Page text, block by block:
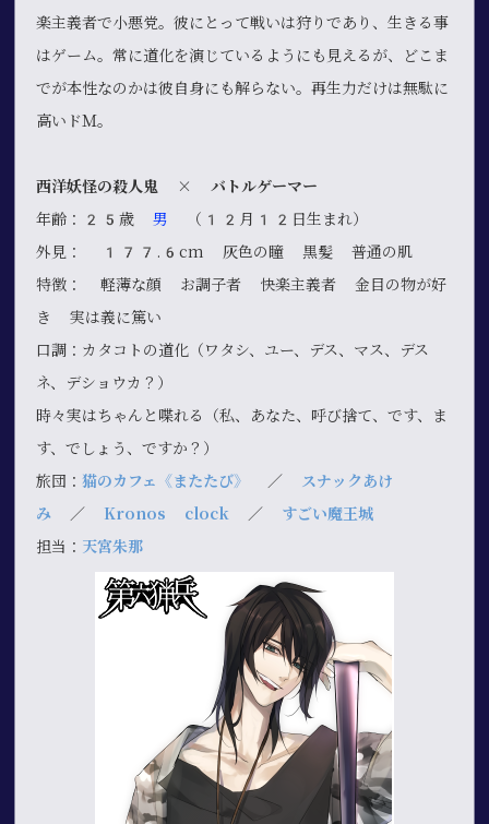
楽主義者で小悪党。彼にとって戦いは狩りであり、生きる事
はゲーム。常に道化を演じているようにも見えるが、どこま
でが本性なのかは彼自身にも解らない。再生力だけは無駄に
高いドＭ。
西洋妖怪の殺人鬼 × バトルゲーマー
年齢：25歳男
（12月12日生まれ）
外見： 177.6cm 灰色の瞳 黒髪 普通の肌
特徴： 軽薄な顔 お調子者 快楽主義者 金目の物が好
き 実は義に篤い
口調：カタコトの道化（ワタシ、ユー、デス、マス、デス
ネ、デショウカ？）
時々実はちゃんと喋れる（私、あなた、呼び捨て、です、ま
す、でしょう、ですか？）
旅団：猫のカフェ《またたび》 ／
スナックあけ
み ／ Kronos clock ／ すごい魔王城
担当： 天宮朱那